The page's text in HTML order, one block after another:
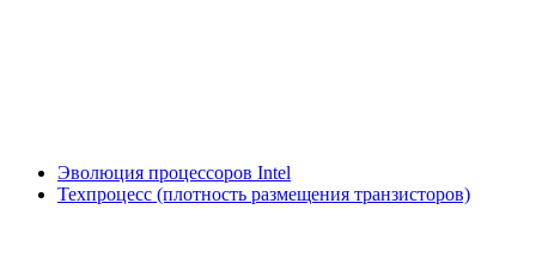
Эволюция процессоров Intel
Техпроцесс (плотность размещения транзисторов)